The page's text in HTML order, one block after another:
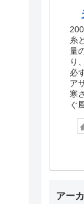
糸
量
り
必
ア
寒
ぐ
アー